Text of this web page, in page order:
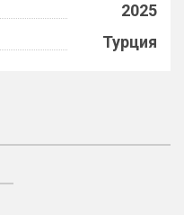
2025
Турция